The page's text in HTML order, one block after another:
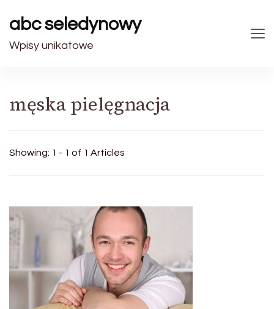
abc seledynowy
Wpisy unikatowe
męska pielęgnacja
Showing: 1 - 1 of 1 Articles